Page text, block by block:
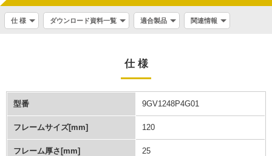
仕 様 ダウンロード資料一覧 適合製品 関連情報
仕 様
型番 9GV1248P4G01
フレームサイズ[mm] 120
フレーム厚さ[mm] 25